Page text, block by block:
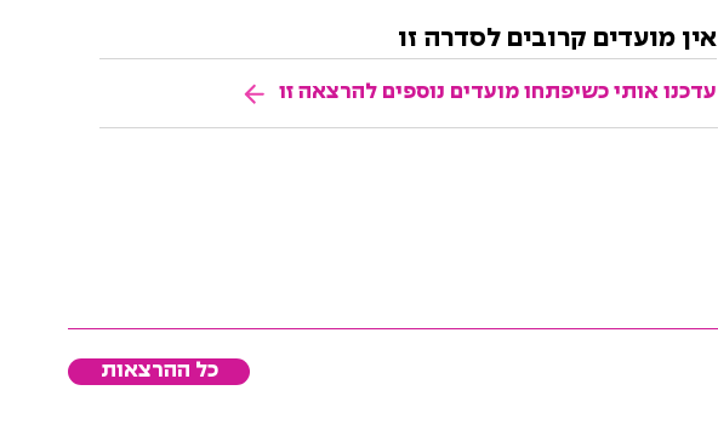
אין מועדים קרובים לסדרה זו
עדכנו אותי כשיפתחו מועדים נוספים להרצאה זו
כל ההרצאות